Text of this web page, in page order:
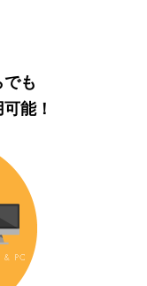
も
能！